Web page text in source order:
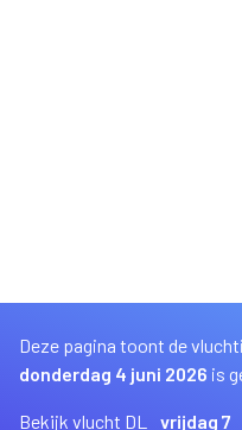
Deze pagina toont de
donderdag 4 juni 2026 is
Bekijk vlucht DL
vrijdag 7